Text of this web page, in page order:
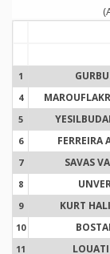
1
4
5
6 FERREIRA
7 SAVAS
8
9 KURT
10
11